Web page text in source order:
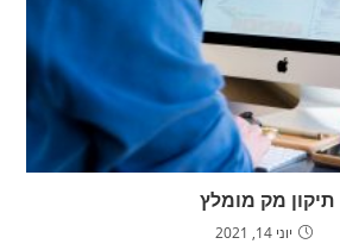
תיקון מק מומלץ
יוני 14, 2021